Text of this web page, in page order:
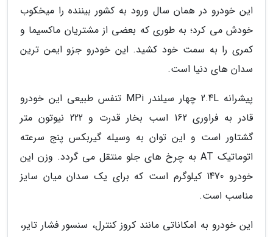
این خودرو در همان سال ورود به کشور بیننده را میخکوب
خودش می کرد؛ به طوری که بعضی از مشتریان ماکسیما و
کمری را به سمت خود کشید. این خودرو جزو ایمن ترین
سدان های دنیا است.
پیشرانه 2.4L چهار سیلندر MPi تنفس طبیعی این خودرو
قادر به فراوری 162 اسب بخار قدرت و 222 نیوتون متر
گشتاور است و این توان به وسیله گیربکس پنج سرعته
اتوماتیک AT به چرخ های جلو منتقل می گردد. وزن این
خودرو 1470 کیلوگرم است که برای یک سدان میان سایز
مناسب است.
این خودرو به امکاناتی مانند کروز کنترل، سنسور فشار تایر،